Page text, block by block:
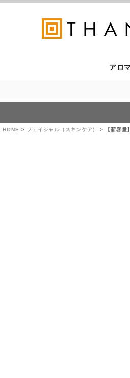
アロ
HOME フェイシャル（スキンケア） 【新容